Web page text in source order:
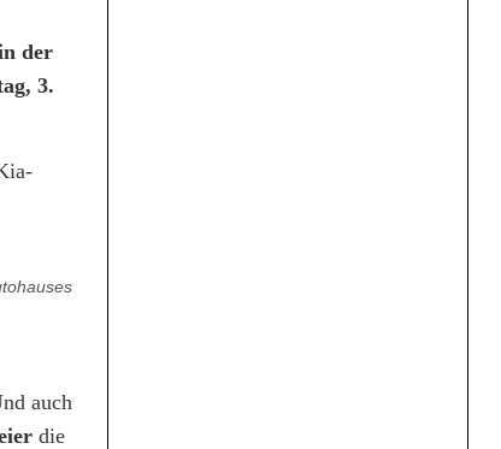
der
3.
auch
die